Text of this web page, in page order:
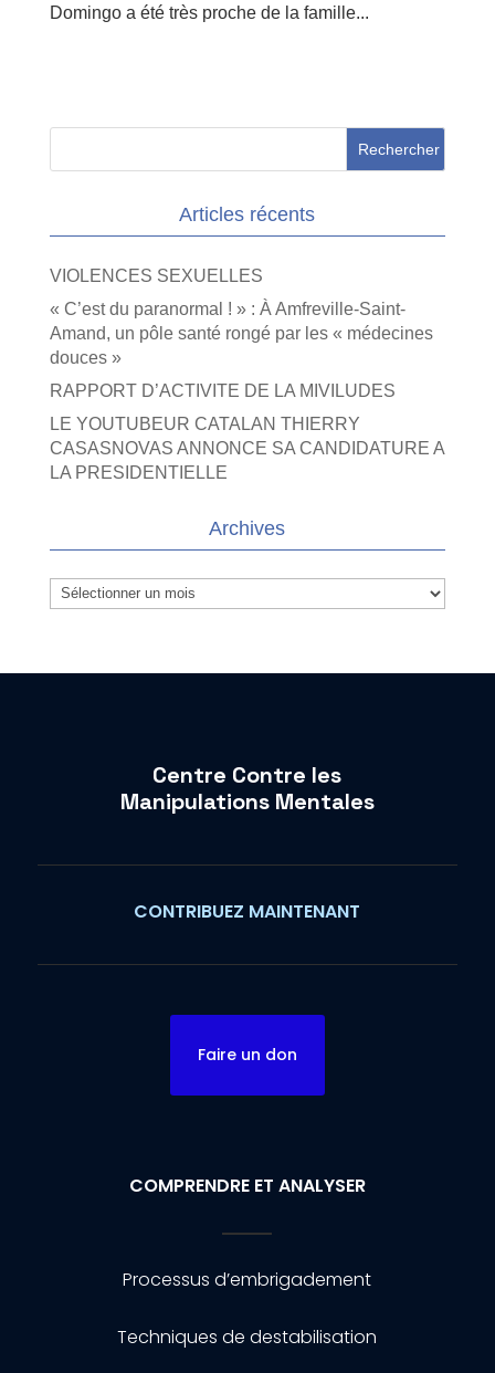
Domingo a été très proche de la famille...
Articles récents
VIOLENCES SEXUELLES
« C’est du paranormal ! » : À Amfreville-Saint-
Amand, un pôle santé rongé par les « médecines
douces »
RAPPORT D’ACTIVITE DE LA MIVILUDES
LE YOUTUBEUR CATALAN THIERRY
CASASNOVAS ANNONCE SA CANDIDATURE A
LA PRESIDENTIELLE
Archives
Archives
Centre Contre les
Manipulations Mentales
CONTRIBUEZ MAINTENANT
Faire un don
COMPRENDRE ET ANALYSER
Processus d’embrigadement
Techniques de destabilisation